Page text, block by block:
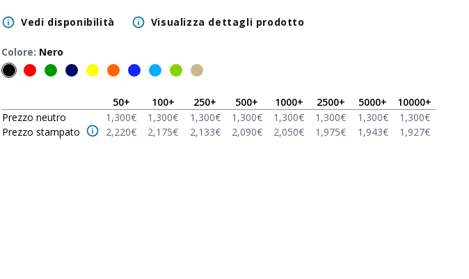
Vedi disponibilità Visualizza dettagli prodotto
Colore: Nero
50+ 100+ 250+ 500+ 1000+ 2500+ 5000+ 10000+
Prezzo neutro
1,300€ 1,300€ 1,300€ 1,300€ 1,300€ 1,300€ 1,300€ 1,300€
Prezzo stampato
2,220€ 2,175€ 2,133€ 2,090€ 2,050€ 1,975€ 1,943€ 1,927€